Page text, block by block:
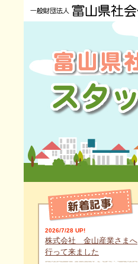
2026/7/28 UP!
株式会社 金山産業さまへ
行って来ました